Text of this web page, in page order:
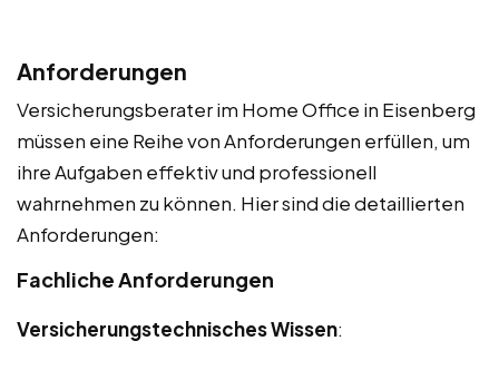
Anforderungen
Versicherungsberater im Home Office in Eisenberg
müssen eine Reihe von Anforderungen erfüllen, um
ihre Aufgaben effektiv und professionell
wahrnehmen zu können. Hier sind die detaillierten
Anforderungen:
Fachliche Anforderungen
Versicherungstechnisches Wissen: